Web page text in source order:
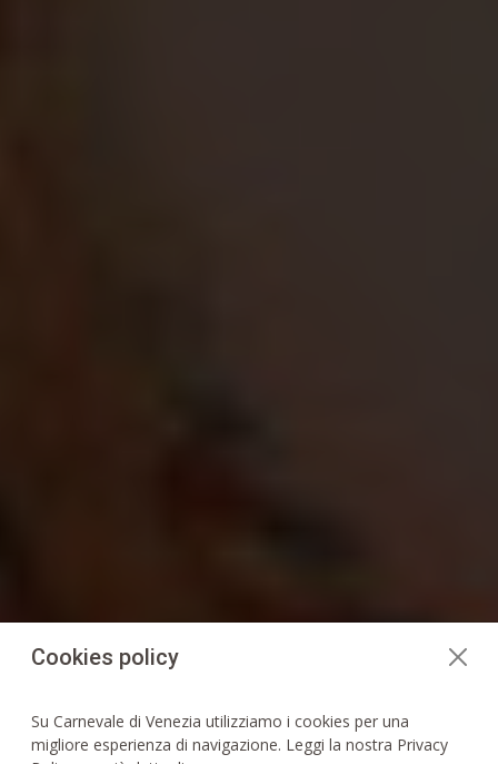
Cookies policy
Su Carnevale di Venezia utilizziamo i cookies per una
migliore esperienza di navigazione. Leggi la nostra Privacy